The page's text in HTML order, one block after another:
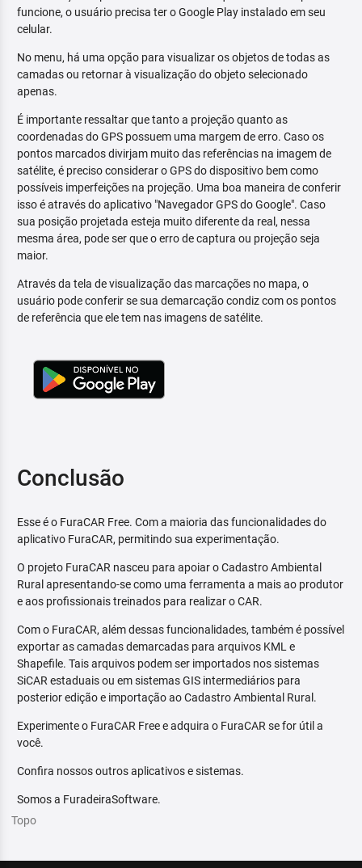
funcione, o usuário precisa ter o Google Play instalado em seu
celular.
No menu, há uma opção para visualizar os objetos de todas as
camadas ou retornar à visualização do objeto selecionado
apenas.
É importante ressaltar que tanto a projeção quanto as
coordenadas do GPS possuem uma margem de erro. Caso os
pontos marcados divirjam muito das referências na imagem de
satélite, é preciso considerar o GPS do dispositivo bem como
possíveis imperfeições na projeção. Uma boa maneira de conferir
isso é através do aplicativo "Navegador GPS do Google". Caso
sua posição projetada esteja muito diferente da real, nessa
mesma área, pode ser que o erro de captura ou projeção seja
maior.
Através da tela de visualização das marcações no mapa, o
usuário pode conferir se sua demarcação condiz com os pontos
de referência que ele tem nas imagens de satélite.
Conclusão
Esse é o FuraCAR Free. Com a maioria das funcionalidades do
aplicativo FuraCAR, permitindo sua experimentação.
O projeto FuraCAR nasceu para apoiar o Cadastro Ambiental
Rural apresentando-se como uma ferramenta a mais ao produtor
e aos profissionais treinados para realizar o CAR.
Com o FuraCAR, além dessas funcionalidades, também é possível
exportar as camadas demarcadas para arquivos KML e
Shapefile. Tais arquivos podem ser importados nos sistemas
SiCAR estaduais ou em sistemas GIS intermediários para
posterior edição e importação ao Cadastro Ambiental Rural.
Experimente o FuraCAR Free e adquira o FuraCAR se for útil a
você.
Confira nossos outros aplicativos e sistemas.
Somos a FuradeiraSoftware.
Topo